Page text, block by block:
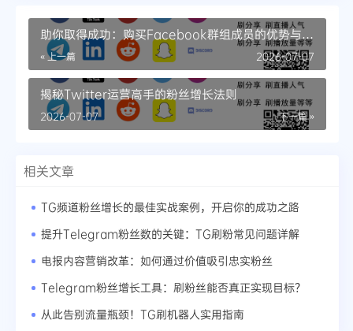
助你取得成功：购买Facebook群组成员的优势与技
巧！
« 上一篇 2026-07-07
揭秘Twitter运营高手的粉丝增长法则
下一篇 »
2026-07-07
相关文章
TG频道粉丝增长的最佳实战案例，开启你的成功之路
提升Telegram粉丝数的关键：TG刷粉常见问题详解
电报内容营销改革：如何通过价值吸引忠实粉丝
Telegram粉丝增长工具：刷粉丝能否真正实现目标？
从此告别流量瓶颈！TG刷机器人实用指南